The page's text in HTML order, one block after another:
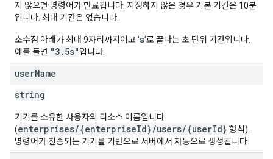
지 않으면 명령어가 만료됩니다. 지정하지 않은 경우 기본 기간은 10분
입니다. 최대 기간은 없습니다.
소수점 아래가 최대 9자리까지이고 's'로 끝나는 초 단위 기간입니다.
예를 들면 "3.5s"입니다.
userName
string
기기를 소유한 사용자의 리소스 이름입니다
(enterprises/{enterpriseId}/users/{userId} 형식).
명령어가 전송되는 기기를 기반으로 서버에서 자동으로 생성됩니다.